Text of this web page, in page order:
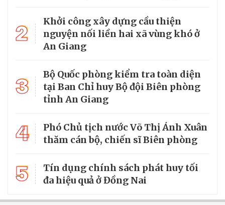
2
Khởi công xây dựng cầu thiện
nguyện nối liền hai xã vùng khó ở
An Giang
3
Bộ Quốc phòng kiểm tra toàn diện
tại Ban Chỉ huy Bộ đội Biên phòng
tỉnh An Giang
4
Phó Chủ tịch nước Võ Thị Ánh Xuân
thăm cán bộ, chiến sĩ Biên phòng
5
Tín dụng chính sách phát huy tối
đa hiệu quả ở Đồng Nai